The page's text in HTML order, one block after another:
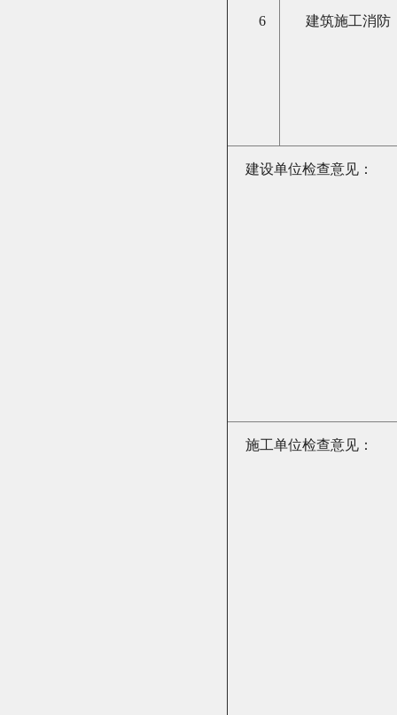
6 建筑施工消防
建设单位检查意见：
施工单位检查意见：